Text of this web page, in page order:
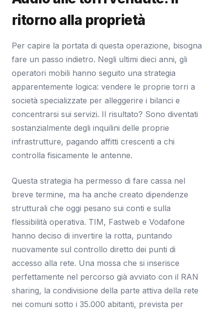
ritorno alla proprietà
Per capire la portata di questa operazione, bisogna
fare un passo indietro. Negli ultimi dieci anni, gli
operatori mobili hanno seguito una strategia
apparentemente logica: vendere le proprie torri a
società specializzate per alleggerire i bilanci e
concentrarsi sui servizi. Il risultato? Sono diventati
sostanzialmente degli inquilini delle proprie
infrastrutture, pagando affitti crescenti a chi
controlla fisicamente le antenne.
Questa strategia ha permesso di fare cassa nel
breve termine, ma ha anche creato dipendenze
strutturali che oggi pesano sui conti e sulla
flessibilità operativa. TIM, Fastweb e Vodafone
hanno deciso di invertire la rotta, puntando
nuovamente sul controllo diretto dei punti di
accesso alla rete. Una mossa che si inserisce
perfettamente nel percorso già avviato con il RAN
sharing, la condivisione della parte attiva della rete
nei comuni sotto i 35.000 abitanti, prevista per